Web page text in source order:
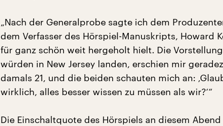
„Nach der Generalprobe sagte ich dem
dem Verfasser des Hörspiel-Manuskripts, Howard
für ganz schön weit hergeholt hielt. Die
würden in New Jersey landen, erschien mir
damals 21, und die beiden schauten mich an:
wirklich, alles besser wissen zu müssen als wir?‘“
Die Einschaltquote des Hörspiels an diesem